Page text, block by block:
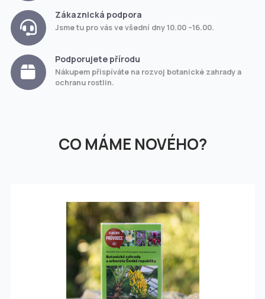
Zákaznická podpora
Jsme tu pro vás ve všední dny 10.00 –16.00.
Podporujete přírodu
Nákupem přispíváte na rozvoj botanické zahrady a
ochranu rostlin.
CO MÁME NOVÉHO?